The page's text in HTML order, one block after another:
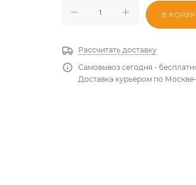
В
Рассчитать доставку
Самовывоз сегодня -
Доставка курьером по